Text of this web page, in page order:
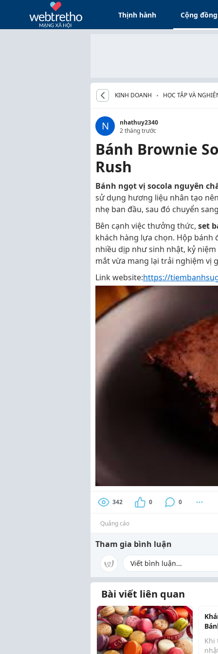
Thịnh hành Cộng đồng
KINH DOANH HỌC TẬP VÀ
N
nhathuy2340
2 tháng trước
Bánh Brownie
Rush
Bánh ngọt vị socola nguyên
sử dụng hương liệu nhân tạo
nhẹ ban đầu, sau đó chuyển
Bên cạnh việc thưởng thức, set
khách hàng lựa chọn. Hộp
nhiều dịp như sinh nhật, kỷ
mắt vừa mang lại trải nghiệm vị
Link website:https://
342 0 0
Quảng cáo
Tham gia bình luận
Bài viết liên quan
Khi